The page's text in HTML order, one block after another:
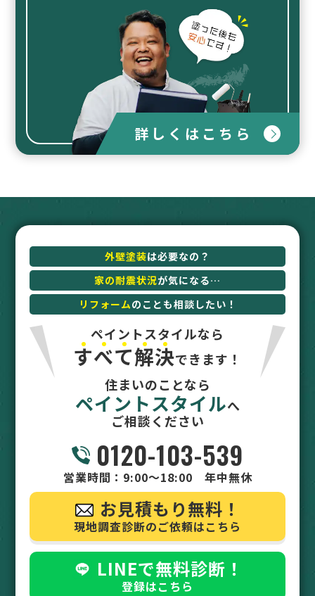
詳しくはこちら
外壁塗装は必要なの？
家の耐震状況が気になる…
リフォームのことも相談したい！
ペイントスタイルなら
すべて解決できます！
住まいのことなら
ペイントスタイルへ
ご相談ください
0120-103-539
営業時間：9:00～18:00 年中無休
お見積もり無料！
現地調査診断のご依頼はこちら
LINEで無料診断！
登録はこちら